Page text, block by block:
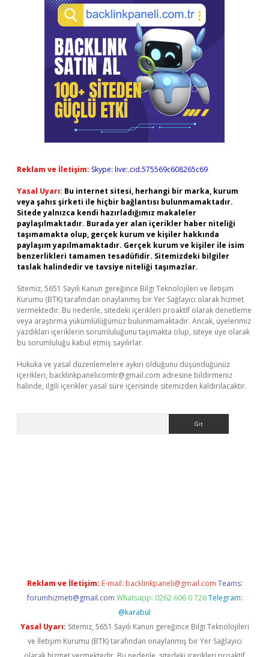
Reklam ve İletişim: Skype: live:.cid.575569c608265c69
Yasal Uyarı: Bu internet sitesi, herhangi bir marka, kurum
veya şahıs şirketi ile hiçbir bağlantısı bulunmamaktadır.
Sitede yalnızca kendi hazırladığımız makaleler
paylaşılmaktadır. Burada yer alan içerikler haber niteliği
taşımamakta olup, gerçek kurum ve kişiler hakkında
paylaşım yapılmamaktadır. Gerçek kurum ve kişiler ile isim
benzerlikleri tamamen tesadüfidir. Sitemizdeki bilgiler
taslak halindedir ve tavsiye niteliği taşımazlar.
Sitemiz, 5651 Sayılı Kanun gereğince Bilgi Teknolojileri ve İletişim
Kurumu (BTK) tarafından onaylanmış bir Yer Sağlayıcı olarak hizmet
vermektedir. Bu nedenle, sitedeki içerikleri proaktif olarak denetleme
veya araştırma yükümlülüğümüz bulunmamaktadır. Ancak, üyelerimiz
yazdıkları içeriklerin sorumluluğunu taşımakta olup, siteye üye olarak
bu sorumluluğu kabul etmiş sayılırlar.
Hukuka ve yasal düzenlemelere aykırı olduğunu düşündüğünüz
içerikleri, backlinkpanelicomtr@gmail.com adresine bildirmeniz
halinde, ilgili içerikler yasal süre içerisinde sitemizden kaldırılacaktır.
Reklam ve İletişim: E-mail: backlinkpaneli@gmail.com Teams:
forumhizmeti@gmail.com Whatsapp: 0262 606 0 726 Telegram:
@karabul
Yasal Uyarı: Sitemiz, 5651 Sayılı Kanun gereğince Bilgi Teknolojileri
ve İletişim Kurumu (BTK) tarafından onaylanmış bir Yer Sağlayıcı